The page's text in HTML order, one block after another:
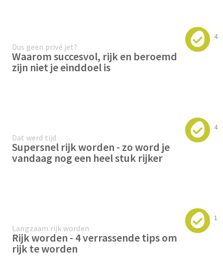
4
Dus geen privé jet?
Waarom succesvol, rijk en beroemd
zijn niet je einddoel is
4
Dat werd tijd
Supersnel rijk worden - zo word je
vandaag nog een heel stuk rijker
1
Langzaam rijk worden
Rijk worden - 4 verrassende tips om
rijk te worden